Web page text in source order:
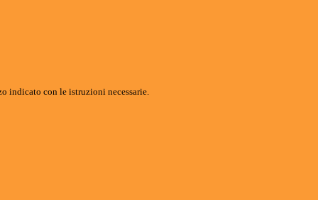
indicato con le istruzioni necessarie.